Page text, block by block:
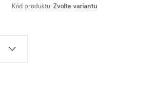
Kód produktu: Zvolte variantu